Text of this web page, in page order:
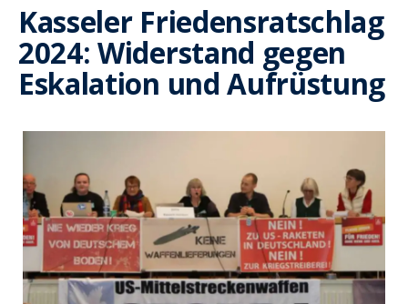
Kasseler Friedensratschlag
2024: Widerstand gegen
Eskalation und Aufrüstung